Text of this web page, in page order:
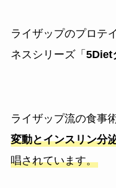
ライザップのプロテ
ネスシリーズ「 5Diet
ライザップ流の食事
変動とインスリン分
唱されています。